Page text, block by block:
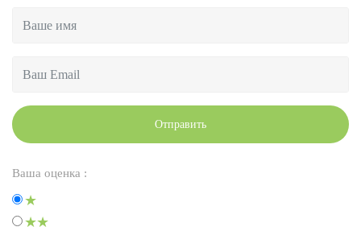
Отправить
Ваша оценка :